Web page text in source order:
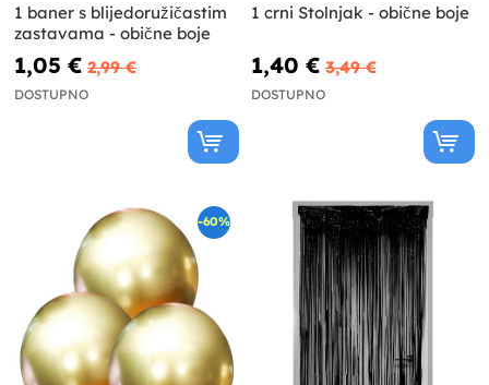
1 baner s blijedoružičastim
zastavama - obične boje
1,05 € 2,99 €
DOSTUPNO
1 crni Stolnjak - obične boje
1,40 € 3,49 €
DOSTUPNO
-60%